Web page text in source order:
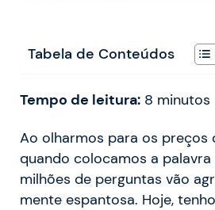
Tabela de Conteúdos
Tempo de leitura: 8 minutos
Ao olharmos para os preços
quando colocamos a palavra
milhões de perguntas vão
mente espantosa. Hoje,